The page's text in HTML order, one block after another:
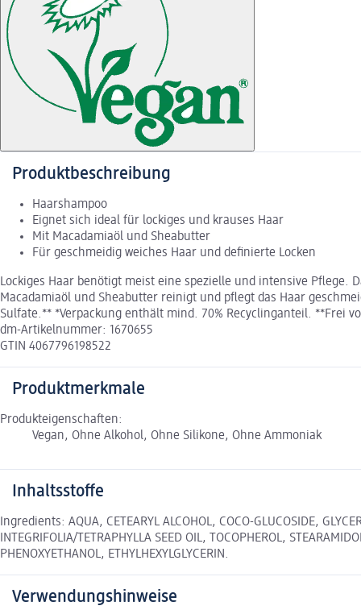
Produktbeschreibung
Haarshampoo
Eignet sich ideal für lockiges und krauses Haar
Mit Macadamiaöl und Sheabutter
Für geschmeidig weiches Haar und definierte Locken
Lockiges Haar benötigt meist eine spezielle und intensive Pflege.
Macadamiaöl und Sheabutter reinigt und pflegt das Haar
Sulfate.** *Verpackung enthält mind. 70% Recyclinganteil. **Frei
dm-Artikelnummer: 1670655
GTIN 4067796198522
Produktmerkmale
Produkteigenschaften:
Vegan, Ohne Alkohol, Ohne Silikone, Ohne Ammoniak
Inhaltsstoffe
Ingredients: AQUA, CETEARYL ALCOHOL, COCO-GLUCOSIDE,
INTEGRIFOLIA/TETRAPHYLLA SEED OIL, TOCOPHEROL,
PHENOXYETHANOL, ETHYLHEXYLGLYCERIN.
Verwendungshinweise